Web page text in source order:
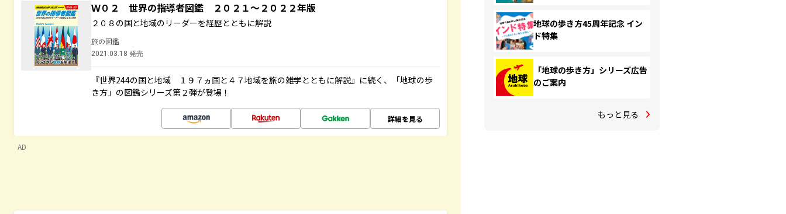
Ｗ０２ 世界の指導者図鑑 ２０２１～２０２２年版
２０８の国と地域のリーダーを経歴とともに解説
旅の図鑑
2021.03.18 発売
『世界244の国と地域 １９７ヵ国と４７地域を旅の雑学とともに解説』に続く、「地球の歩
き方」の図鑑シリーズ第２弾が登場！
詳細を見る
AD
地球の歩き方45周年記念 イン
ド特集
「地球の歩き方」シリーズ広告
のご案内
もっと見る